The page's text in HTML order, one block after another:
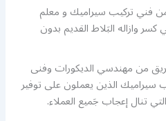
فني تركيب سيراميك و معلم
وازاله البَلاط القديم بدون
من مهندسي الديكورات وفنى
سيراميك الذين يعملون على توفير
تنال إعجاب جَميع العملاء.